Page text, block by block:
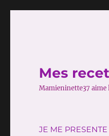
Mes
Mamieninette37 aime
JE ME PRESENTE